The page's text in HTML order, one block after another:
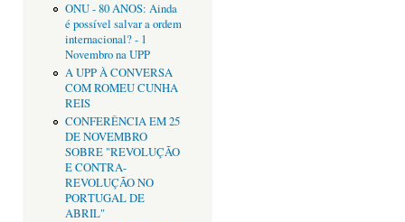
ONU - 80 ANOS: Ainda
é possível salvar a ordem
internacional? - 1
Novembro na UPP
A UPP À CONVERSA
COM ROMEU CUNHA
REIS
CONFERÊNCIA EM 25
DE NOVEMBRO
SOBRE "REVOLUÇÃO
E CONTRA-
REVOLUÇÃO NO
PORTUGAL DE
ABRIL"